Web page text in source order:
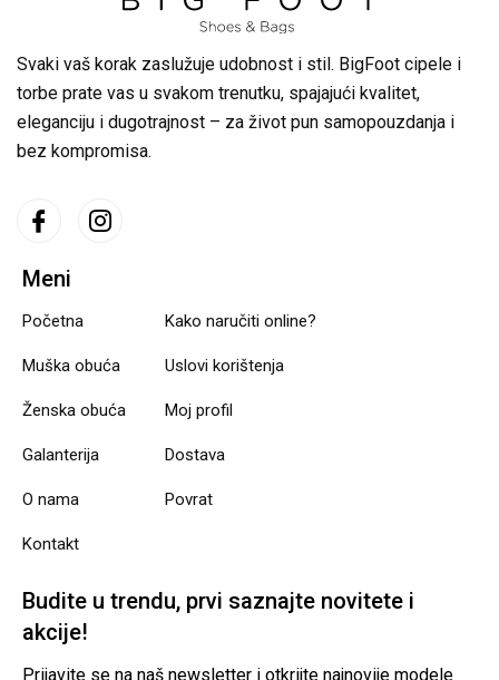
Svaki vaš korak zaslužuje udobnost i stil. BigFoot cipele i
torbe prate vas u svakom trenutku, spajajući kvalitet,
eleganciju i dugotrajnost – za život pun samopouzdanja i
bez kompromisa.
Meni
Početna
Muška obuća
Ženska obuća
Galanterija
O nama
Kontakt
Kako naručiti online?
Uslovi korištenja
Moj profil
Dostava
Povrat
Budite u trendu, prvi saznajte novitete i
akcije!
Prijavite se na naš newsletter i otkrijte najnovije modele